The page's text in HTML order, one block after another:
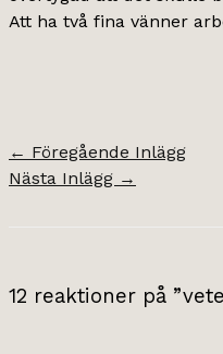
Att ha två fina vänner
← Föregående Inlägg
Nästa Inlägg →
12 reaktioner på